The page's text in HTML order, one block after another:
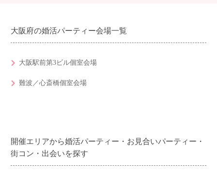
大阪府の婚活パーティー会場一覧
大阪駅前第3ビル個室会場
難波／心斎橋個室会場
開催エリアから婚活パーティー・お見合いパーティー・
街コン・出会いを探す